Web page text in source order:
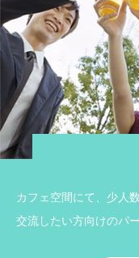
カフェ空間にて、少人
交流したい方向けのパ